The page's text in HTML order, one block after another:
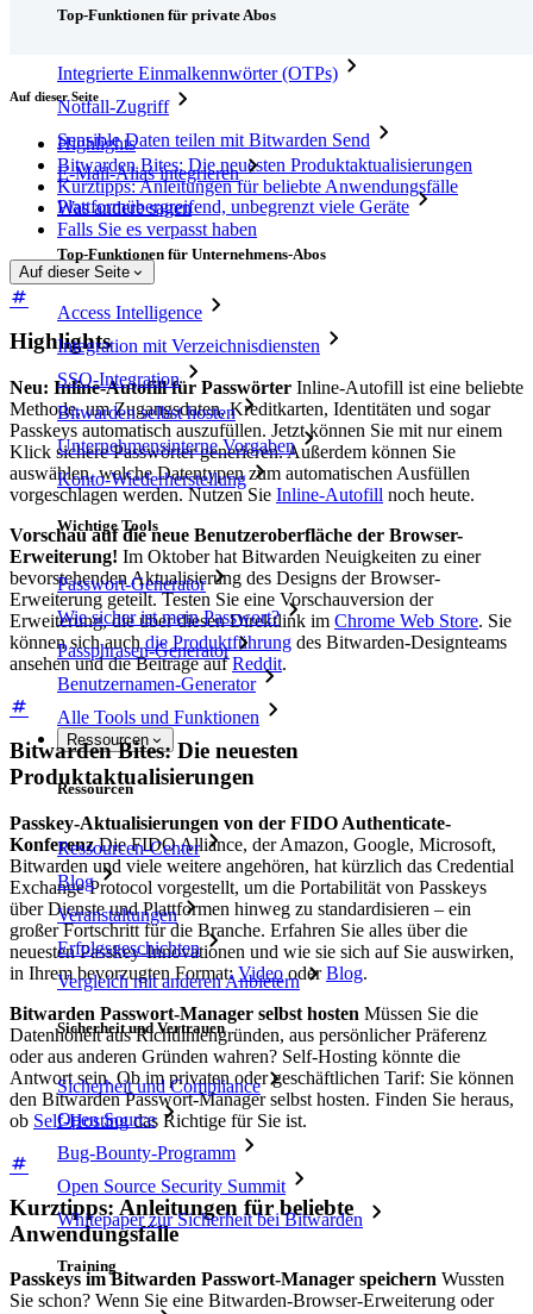
Top-Funktionen für private Abos
Integrierte Einmalkennwörter (OTPs)
Notfall-Zugriff
Sensible Daten teilen mit Bitwarden Send
E-Mail-Alias integrieren
Plattformübergreifend, unbegrenzt viele Geräte
Top-Funktionen für Unternehmens-Abos
Access Intelligence
Integration mit Verzeichnisdiensten
SSO-Integration
Bitwarden selbst hosten
Unternehmensinterne Vorgaben
Konto-Wiederherstellung
Wichtige Tools
Passwort-Generator
Wie sicher ist mein Passwort?
Passphrasen-Generator
Benutzernamen-Generator
Alle Tools und Funktionen
Ressourcen
Ressourcen
Ressourcen-Center
Blog
Veranstaltungen
Erfolgsgeschichten
Vergleich mit anderen Anbietern
Sicherheit und Vertrauen
Sicherheit und Compliance
Open Source
Bug-Bounty-Programm
Open Source Security Summit
Whitepaper zur Sicherheit bei Bitwarden
Training
Auf dieser Seite
Highlights
Bitwarden Bites: Die neuesten Produktaktualisierungen
Kurztipps: Anleitungen für beliebte Anwendungsfälle
Was andere sagen
Falls Sie es verpasst haben
Auf dieser Seite
Highlights
Neu: Inline-Autofill für Passwörter Inline-Autofill ist eine beliebte
Methode, um Zugangsdaten, Kreditkarten, Identitäten und sogar
Passkeys automatisch auszufüllen. Jetzt können Sie mit nur einem
Klick sichere Passwörter generieren. Außerdem können Sie
auswählen, welche Datentypen zum automatischen Ausfüllen
vorgeschlagen werden. Nutzen Sie Inline-Autofill noch heute.
Vorschau auf die neue Benutzeroberfläche der Browser-
Erweiterung! Im Oktober hat Bitwarden Neuigkeiten zu einer
bevorstehenden Aktualisierung des Designs der Browser-
Erweiterung geteilt. Testen Sie eine Vorschauversion der
Erweiterung, die über diesen Direktlink im Chrome Web Store. Sie
können sich auch die Produktführung des Bitwarden-Designteams
ansehen und die Beiträge aufReddit.
Bitwarden Bites: Die neuesten
Produktaktualisierungen
Passkey-Aktualisierungen von der FIDO Authenticate-
Konferenz Die FIDO Alliance, der Amazon, Google, Microsoft,
Bitwarden und viele weitere angehören, hat kürzlich das Credential
Exchange Protocol vorgestellt, um die Portabilität von Passkeys
über Dienste und Plattformen hinweg zu standardisieren – ein
großer Fortschritt für die Branche. Erfahren Sie alles über die
neuesten Passkey-Innovationen und wie sie sich auf Sie auswirken,
in Ihrem bevorzugten Format:Video oderBlog.
Bitwarden Passwort-Manager selbst hosten Müssen Sie die
Datenhoheit aus Richtliniengründen, aus persönlicher Präferenz
oder aus anderen Gründen wahren? Self-Hosting könnte die
Antwort sein. Ob im privaten oder geschäftlichen Tarif: Sie können
den Bitwarden Passwort-Manager selbst hosten. Finden Sie heraus,
ob Self-Hostingdas Richtige für Sie ist.
Kurztipps: Anleitungen für beliebte
Anwendungsfälle
Passkeys im Bitwarden Passwort-Manager speichern Wussten
Sie schon? Wenn Sie eine Bitwarden-Browser-Erweiterung oder